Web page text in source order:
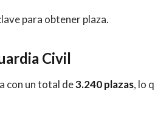
para obtener plaza.
Civil
con un total de3.240 plazas, lo